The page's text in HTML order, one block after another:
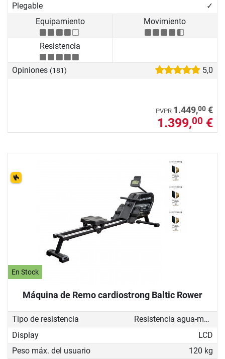
Plegable
✓
Equipamiento
Movimiento
Resistencia
Opiniones (181) 5,0
PVPR 1.449,00 €
1.399,00 €
En Stock
Máquina de Remo cardiostrong Baltic Rower
Tipo de resistencia
Resistencia agua-magnética
Display
LCD
Peso máx. del usuario
120 kg